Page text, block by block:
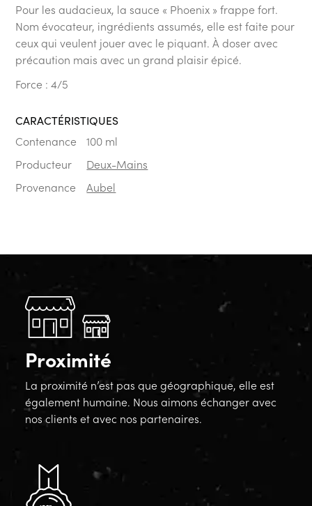
Pour les audacieux, la sauce « Phoenix » frappe fort.
Nom évocateur, ingrédients assumés, elle est faite pour
ceux qui veulent jouer avec le piquant. À doser avec
précaution mais avec un grand plaisir épicé.
Force : 4/5
CARACTÉRISTIQUES
Contenance
100 ml
Producteur
Deux-Mains
Provenance
Aubel
Proximité
La proximité n’est pas que géographique, elle est
également humaine. Nous aimons échanger avec
nos clients et avec nos partenaires.